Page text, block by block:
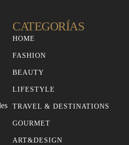
CATEGORÍAS
HOME
FASHION
BEAUTY
LIFESTYLE
TRAVEL & DESTINATIONS
GOURMET
ART&DESIGN